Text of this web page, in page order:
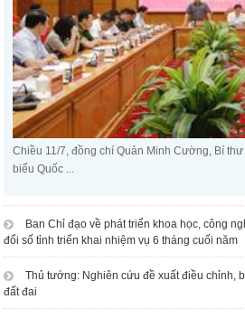
Chiều 11/7, đồng chí Quản Minh Cường, Bí
biểu Quốc ...
Ban Chỉ đạo về phát triển khoa học, công
đổi số tỉnh triển khai nhiệm vụ 6 tháng cuối năm
Thủ tướng: Nghiên cứu đề xuất điều chỉnh,
đất đai